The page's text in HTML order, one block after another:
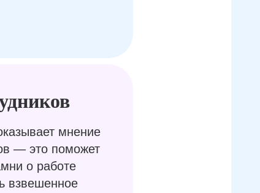
мнение
— это поможет
о работе
взвешенное